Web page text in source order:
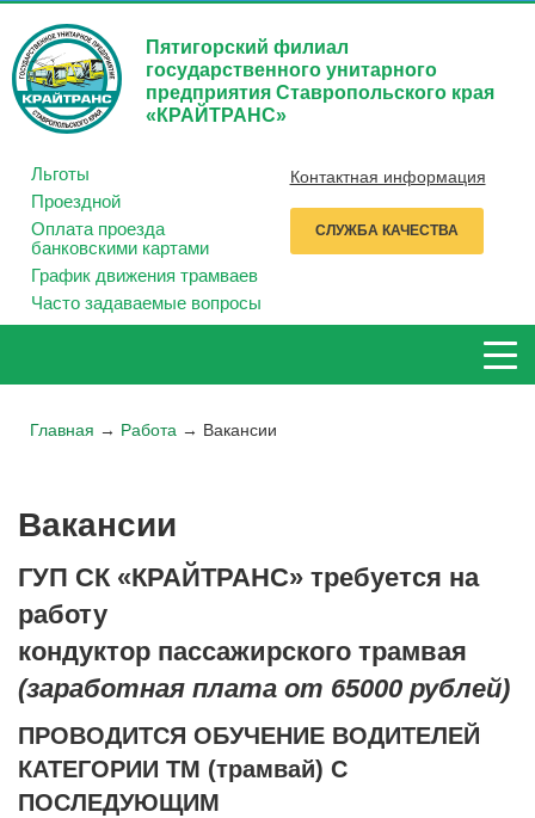
Пятигорский филиал
государственного унитарного
предприятия Ставропольского края
«КРАЙТРАНС»
Льготы
Проездной
Оплата проезда
банковскими картами
График движения трамваев
Часто задаваемые вопросы
Контактная информация
СЛУЖБА КАЧЕСТВА
Главная → Работа → Вакансии
Вакансии
ГУП СК «КРАЙТРАНС» требуется на
работу
кондуктор пассажирского трамвая
(заработная плата от 65000 рублей)
ПРОВОДИТСЯ ОБУЧЕНИЕ ВОДИТЕЛЕЙ
КАТЕГОРИИ TM (трамвай) С
ПОСЛЕДУЮЩИМ